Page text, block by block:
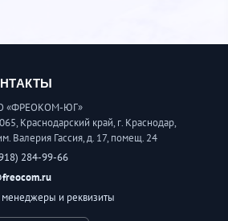
«ФРЕОКОМ-ЮГ»
Краснодарский край, г. Краснодар,
Валерия Гассия, д. 17, помещ. 24
284-99-66
менеджеры и реквизиты